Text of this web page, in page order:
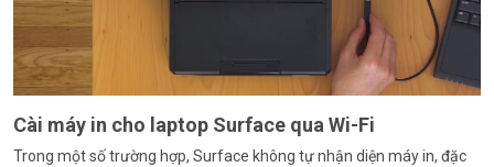
Cài máy in cho laptop Surface qua Wi-Fi
Trong một số trường hợp, Surface không tự nhận diện máy in, đặc